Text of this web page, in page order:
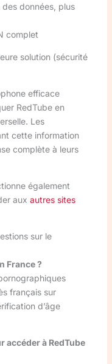
données, plus
complet
solution (sécurité
efficace
RedTube en
Les
cette information
complète à leurs
également
aux autres sites
sur le
France ?
français sur
d’âge
accéder à RedTube